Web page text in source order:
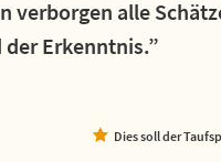
verborgen alle
Erkenntnis.”
Dies soll der